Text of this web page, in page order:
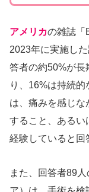
アメリカの雑誌「
2023年に実施し
答者の約50%が長
り、16%は持続
は、痛みを感じ
すること、あるい
経験していると回
また、回答者89